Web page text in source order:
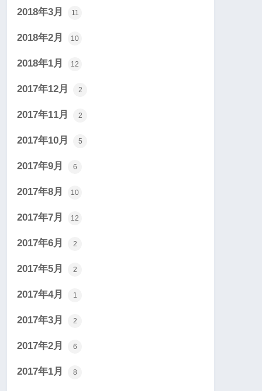
2018年3月 11
2018年2月 10
2018年1月 12
2017年12月 2
2017年11月 2
2017年10月 5
2017年9月 6
2017年8月 10
2017年7月 12
2017年6月 2
2017年5月 2
2017年4月 1
2017年3月 2
2017年2月 6
2017年1月 8